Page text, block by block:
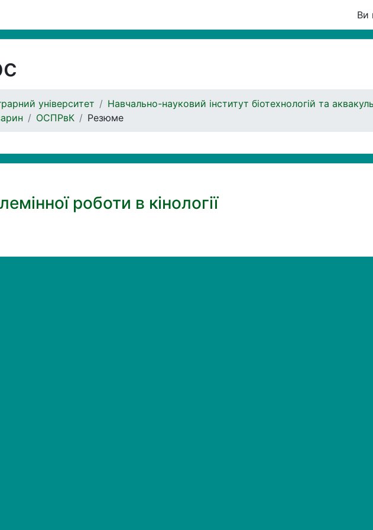
Ви
університет
Навчально-науковий інститут біотехнологій та
ОСПРвК Резюме
роботи в кінології